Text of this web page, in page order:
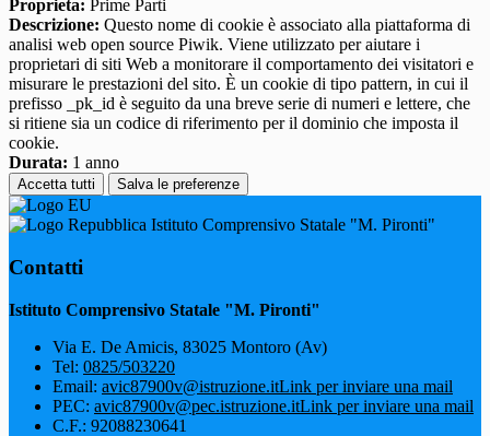
Proprieta: Prime Parti
Descrizione: Questo nome di cookie è associato alla piattaforma di
analisi web open source Piwik. Viene utilizzato per aiutare i
proprietari di siti Web a monitorare il comportamento dei visitatori e
misurare le prestazioni del sito. È un cookie di tipo pattern, in cui il
prefisso _pk_id è seguito da una breve serie di numeri e lettere, che
si ritiene sia un codice di riferimento per il dominio che imposta il
cookie.
Durata: 1 anno
Accetta tutti Salva le preferenze
Istituto Comprensivo Statale "M. Pironti"
Contatti
Istituto Comprensivo Statale "M. Pironti"
Via E. De Amicis, 83025 Montoro (Av)
Tel: 0825/503220
Email: avic87900v@istruzione.itLink per inviare una mail
PEC: avic87900v@pec.istruzione.itLink per inviare una mail
C.F.: 92088230641